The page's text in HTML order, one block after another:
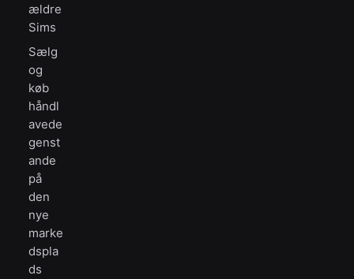
ældre
Sims
Sælg
og
køb
håndl
avede
genst
ande
på
den
nye
marke
dspla
ds